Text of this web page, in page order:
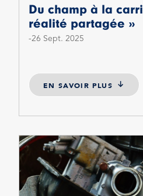
Du champ à la
réalité partagée »
26 Sept. 2025
EN SAVOIR PLUS